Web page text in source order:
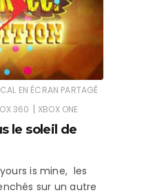
EN ÉCRAN PARTAGÉ
360 | XBOX ONE
le soleil de
is mine, les
sur un autre